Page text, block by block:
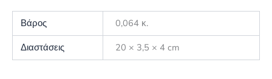
Βάρος
0,064 κ.
Διαστάσεις
20 × 3,5 × 4 cm